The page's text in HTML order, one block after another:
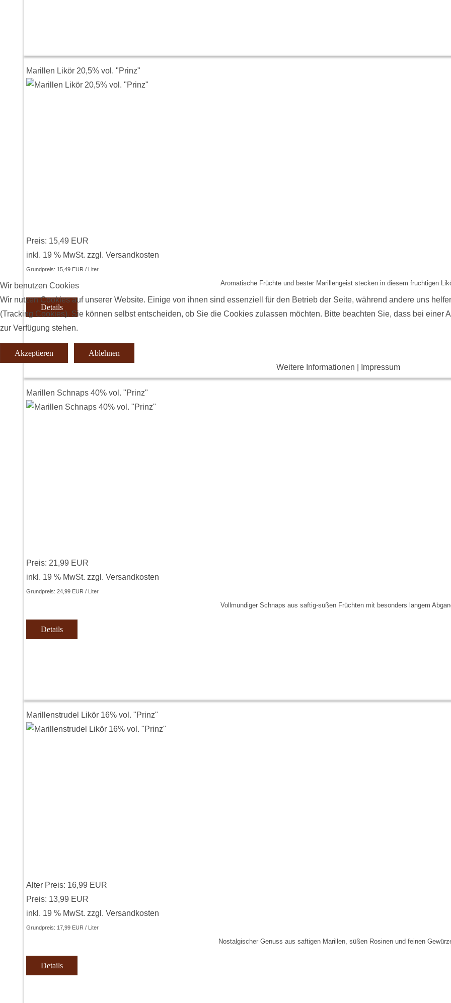
Marillen Likör 20,5% vol. "Prinz"
Preis: 15,49 EUR
inkl. 19 % MwSt. zzgl. Versandkosten
Grundpreis: 15,49 EUR / Liter
Aromatische Früchte und bester Marillengeist stecken in diesem fruchtigen
Details
Marillen Schnaps 40% vol. "Prinz"
Preis: 21,99 EUR
inkl. 19 % MwSt. zzgl. Versandkosten
Grundpreis: 24,99 EUR / Liter
Vollmundiger Schnaps aus saftig-süßen Früchten mit besonders langem
Details
Marillenstrudel Likör 16% vol. "Prinz"
Alter Preis: 16,99 EUR
Preis: 13,99 EUR
inkl. 19 % MwSt. zzgl. Versandkosten
Grundpreis: 17,99 EUR / Liter
Nostalgischer Genuss aus saftigen Marillen, süßen Rosinen und feinen
Details
Wir benutzen Cookies
Wir nutzen Cookies auf unserer Website. Einige von ihnen sind essenziell für den Betrieb der Seite, während andere uns
(Tracking Cookies). Sie können selbst entscheiden, ob Sie die Cookies zulassen möchten. Bitte beachten Sie, dass bei
zur Verfügung stehen.
Akzeptieren
Ablehnen
Weitere Informationen
Impressum